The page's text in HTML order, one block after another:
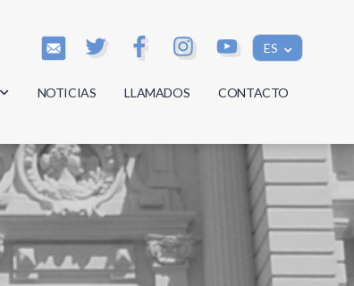
ES
NOTICIAS LLAMADOS CONTACTO